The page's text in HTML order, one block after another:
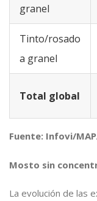
granel
Tinto/rosado
a granel
Total global
Fuente: Infovi/
Mosto sin
La evolución de las